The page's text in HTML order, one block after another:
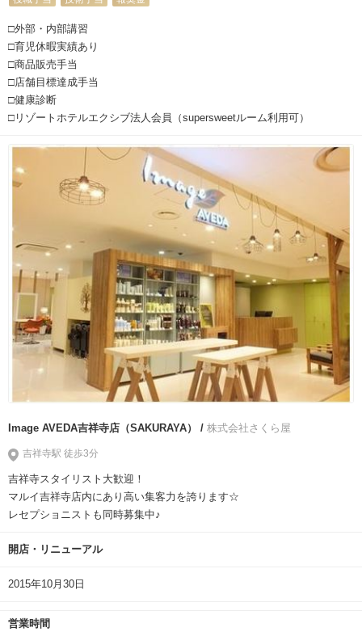
□外部・内部講習
□育児休暇実績あり
□商品販売手当
□店舗目標達成手当
□健康診断
□リゾートホテルエクシブ法人会員（supersweetルーム利用可）
Image AVEDA吉祥寺店（SAKURAYA） / 株式会社さくら屋
吉祥寺駅 徒歩3分
吉祥寺スタイリスト大歓迎！
マルイ吉祥寺店内にあり高い集客力を誇ります☆
レセプショニストも同時募集中♪
開店・リニューアル
2015年10月30日
営業時間